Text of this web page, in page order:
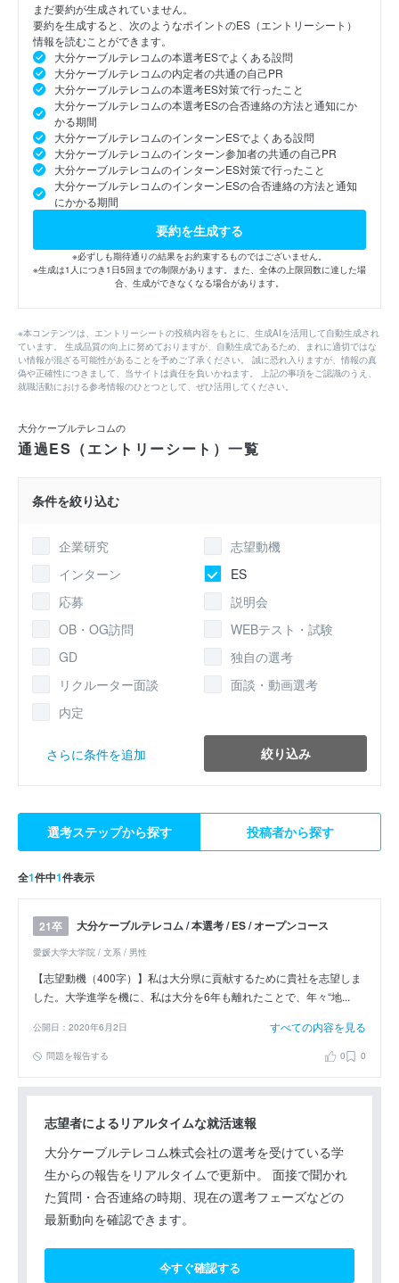
まだ要約が生成されていません。
要約を生成すると、次のようなポイントのES（エントリーシート）
情報を読むことができます。
大分ケーブルテレコムの本選考ESでよくある設問
大分ケーブルテレコムの内定者の共通の自己PR
大分ケーブルテレコムの本選考ES対策で行ったこと
大分ケーブルテレコムの本選考ESの合否連絡の方法と通知にか
かる期間
大分ケーブルテレコムのインターンESでよくある設問
大分ケーブルテレコムのインターン参加者の共通の自己PR
大分ケーブルテレコムのインターンES対策で行ったこと
大分ケーブルテレコムのインターンESの合否連絡の方法と通知
にかかる期間
要約を生成する
※必ずしも期待通りの結果をお約束するものではございません。
※生成は1人につき1日5回までの制限があります。また、全体の上限回数に達した場
合、生成ができなくなる場合があります。
※本コンテンツは、エントリーシートの投稿内容をもとに、生成AIを活用して自動生成され
ています。 生成品質の向上に努めておりますが、自動生成であるため、まれに適切ではな
い情報が混ざる可能性があることを予めご了承ください。 誠に恐れ入りますが、情報の真
偽や正確性につきまして、当サイトは責任を負いかねます。 上記の事項をご認識のうえ、
就職活動における参考情報のひとつとして、ぜひ活用してください。
大分ケーブルテレコムの
通過ES（エントリーシート）一覧
条件を絞り込む
企業研究
志望動機
インターン
ES
応募
説明会
OB・OG訪問
WEBテスト・試験
GD
独自の選考
リクルーター面談
面談・動画選考
内定
さらに条件を追加 絞り込み
選考ステップから探す 投稿者から探す
全1件中1件表示
21卒 大分ケーブルテレコム / 本選考 / ES / オープンコース
愛媛大学大学院 / 文系 / 男性
【志望動機（400字）】私は大分県に貢献するために貴社を志望しま
した。大学進学を機に、私は大分を6年も離れたことで、年々“地...
公開日：2020年6月2日 すべての内容を見る
問題を報告する 0 0
志望者によるリアルタイムな就活速報
大分ケーブルテレコム株式会社の選考を受けている学
生からの報告をリアルタイムで更新中。 面接で聞かれ
た質問・合否連絡の時期、現在の選考フェーズなどの
最新動向を確認できます。
今すぐ確認する